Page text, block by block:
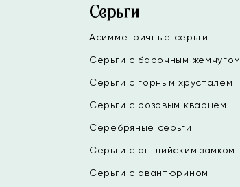
Серьги
Асимметричные серьги
Серьги с барочным жемчугом
Серьги с горным хрусталем
Серьги с розовым кварцем
Серебряные серьги
Серьги с английским замком
Серьги с авантюрином